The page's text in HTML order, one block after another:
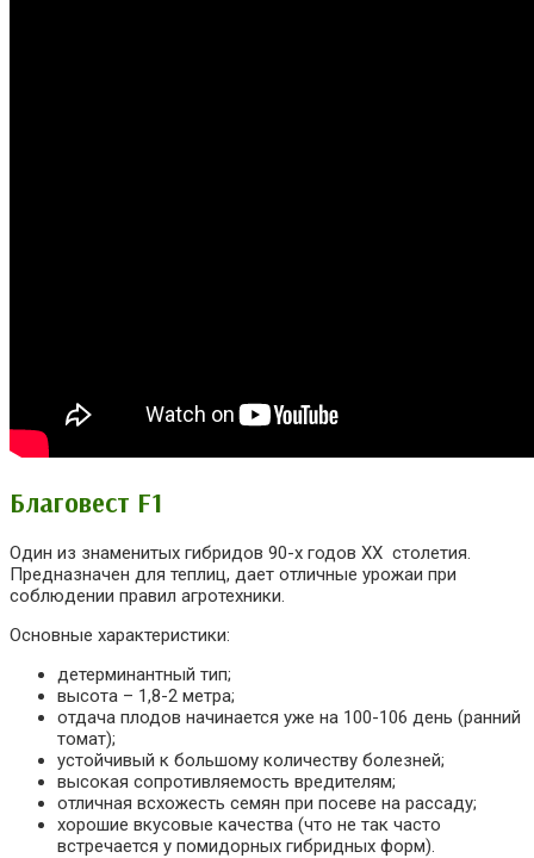
Благовест F1
Один из знаменитых гибридов 90-х годов XX столетия.
Предназначен для теплиц, дает отличные урожаи при
соблюдении правил агротехники.
Основные характеристики:
детерминантный тип;
высота – 1,8-2 метра;
отдача плодов начинается уже на 100-106 день (ранний
томат);
устойчивый к большому количеству болезней;
высокая сопротивляемость вредителям;
отличная всхожесть семян при посеве на рассаду;
хорошие вкусовые качества (что не так часто
встречается у помидорных гибридных форм).